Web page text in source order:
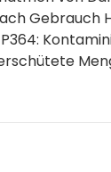
Gebrauch
P364: